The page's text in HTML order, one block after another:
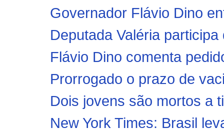
Governador Flávio Dino
Deputada Valéria
Flávio Dino comenta
Prorrogado o prazo de
Dois jovens são mortos a
New York Times: Brasil